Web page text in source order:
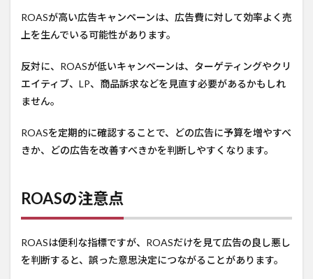
ROASが高い広告キャンペーンは、広告費に対して効率よく売
上を生んでいる可能性があります。
反対に、ROASが低いキャンペーンは、ターゲティングやクリ
エイティブ、LP、商品訴求などを見直す必要があるかもしれ
ません。
ROASを定期的に確認することで、どの広告に予算を増やすべ
きか、どの広告を改善すべきかを判断しやすくなります。
ROASの注意点
ROASは便利な指標ですが、ROASだけを見て広告の良し悪し
を判断すると、誤った意思決定につながることがあります。